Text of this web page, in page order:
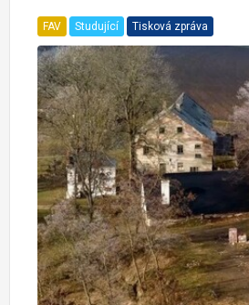
FAV Studující Tisková zpráva